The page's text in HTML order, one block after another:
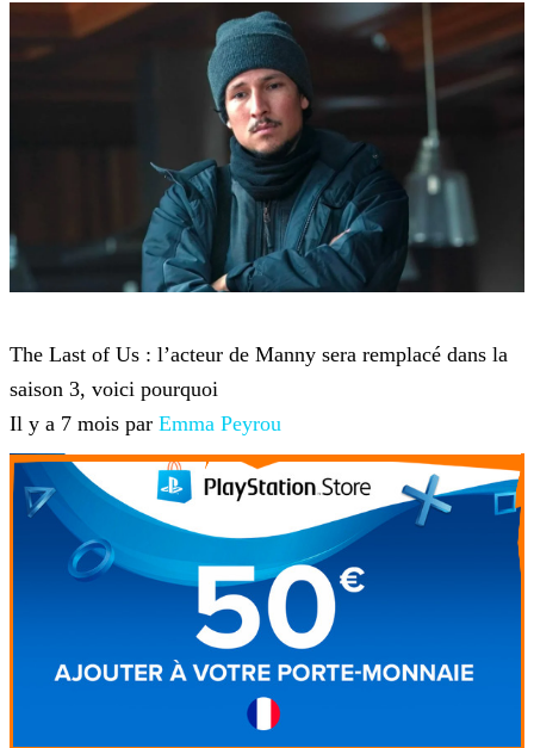
The Last of Us : l’acteur de Manny sera remplacé dans la
saison 3, voici pourquoi
Il y a 7 mois par Emma Peyrou